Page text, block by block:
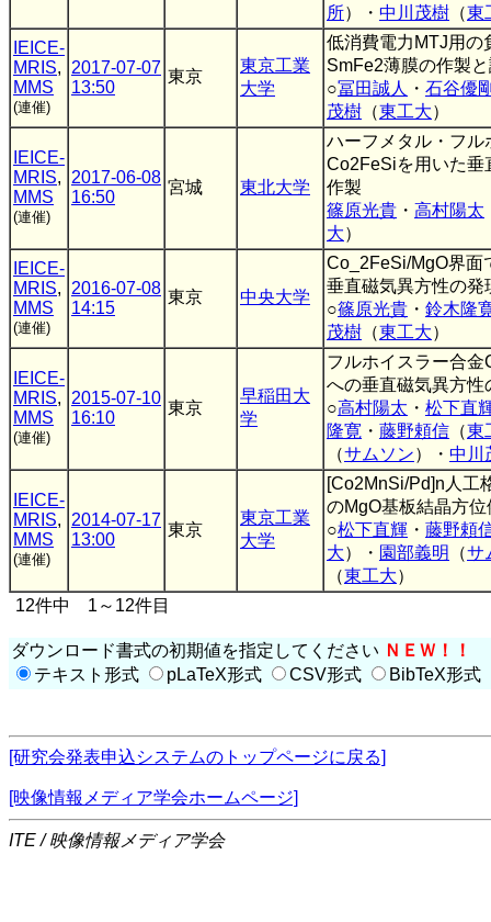
所）・ 中川茂樹 （東
IEICE-
MRIS,
MMS
(連催)
2017-07-07
13:50
東京
東京工業
大学
低消費電力MTJ用の
SmFe2薄膜の作製
○冨田誠人 ・ 石谷優
茂樹 （東工大）
IEICE-
MRIS,
MMS
(連催)
2017-06-08
16:50
宮城 東北大学
ハーフメタル・フル
Co2FeSiを用いた垂
作製
篠原光貴 ・ 高村陽太
大）
IEICE-
MRIS,
MMS
(連催)
2016-07-08
14:15
東京 中央大学
Co_2FeSi/MgO界面
垂直磁気異方性の発
○篠原光貴 ・ 鈴木隆
茂樹 （東工大）
IEICE-
MRIS,
MMS
(連催)
2015-07-10
16:10
東京
早稲田大
学
フルホイスラー合
への垂直磁気異方性
○高村陽太 ・ 松下直
隆寛 ・ 藤野頼信 （東
（サムソン）・ 中川
IEICE-
MRIS,
MMS
(連催)
2014-07-17
13:00
東京
東京工業
大学
[Co2MnSi/Pd]n人工
のMgO基板結晶方位
○松下直輝 ・ 藤野頼
大）・ 園部義明 （サ
（東工大）
12件中 1～12件目
ダウンロード書式の初期値を指定してください ＮＥＷ！！
テキスト形式
pLaTeX形式 CSV形式 BibTeX形式
[研究会発表申込システムのトップページに戻る]
[映像情報メディア学会ホームページ]
ITE / 映像情報メディア学会